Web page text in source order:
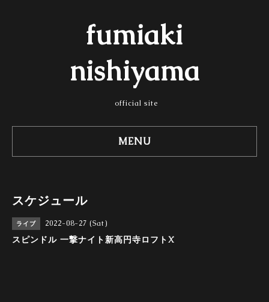
fumiaki
nishiyama
official site
MENU
スケジュール
ライブ 2022-08-27 (Sat)
スピンドル 一撃ナイト新高円寺ロフトX